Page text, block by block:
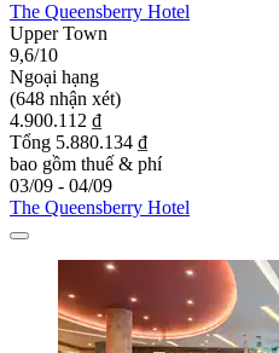
The Queensberry Hotel
Upper Town
9,6/10
Ngoại hạng
(648 nhận xét)
4.900.112 ₫
Tổng 5.880.134 ₫
bao gồm thuế & phí
03/09 - 04/09
The Queensberry Hotel